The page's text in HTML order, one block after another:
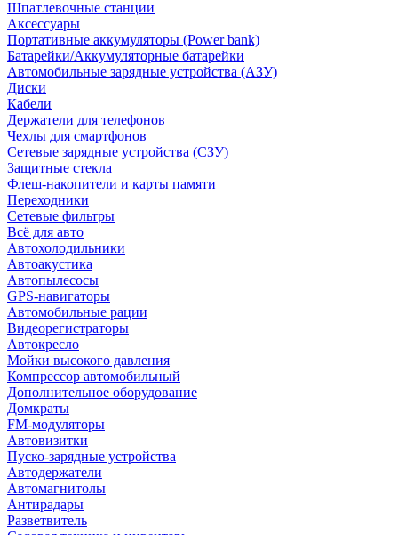
Шпатлевочные станции
Аксессуары
Портативные аккумуляторы (Power bank)
Батарейки/Аккумуляторные батарейки
Автомобильные зарядные устройства (АЗУ)
Диски
Кабели
Держатели для телефонов
Чехлы для смартфонов
Сетевые зарядные устройства (СЗУ)
Защитные стекла
Флеш-накопители и карты памяти
Переходники
Сетевые фильтры
Всё для авто
Автохолодильники
Автоакустика
Автопылесосы
GPS-навигаторы
Автомобильные рации
Видеорегистраторы
Автокресло
Мойки высокого давления
Компрессор автомобильный
Дополнительное оборудование
Домкраты
FM-модуляторы
Автовизитки
Пуско-зарядные устройства
Автодержатели
Автомагнитолы
Антирадары
Разветвитель